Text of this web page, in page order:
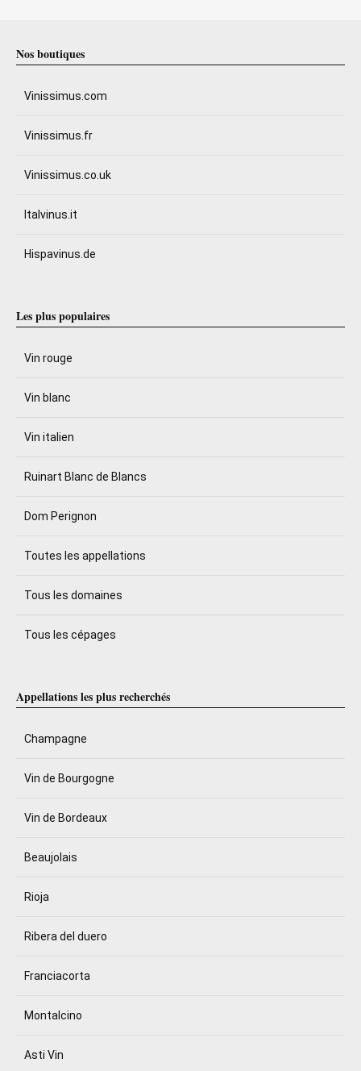
Nos boutiques
Vinissimus.com
Vinissimus.fr
Vinissimus.co.uk
Italvinus.it
Hispavinus.de
Les plus populaires
Vin rouge
Vin blanc
Vin italien
Ruinart Blanc de Blancs
Dom Perignon
Toutes les appellations
Tous les domaines
Tous les cépages
Appellations les plus recherchés
Champagne
Vin de Bourgogne
Vin de Bordeaux
Beaujolais
Rioja
Ribera del duero
Franciacorta
Montalcino
Asti Vin